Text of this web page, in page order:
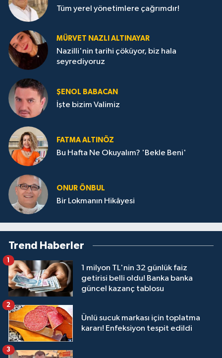
Tüm yerel yönetimlere çağrımdır!
MÜRVET NAZLI ALTINAYAR
Nazilli'nin tarihi çöküyor, biz hala
seyrediyoruz
ŞENOL BABACAN
İşte bizim Valimiz
FATMA ALTINÖZ
Bu Hafta Ne Okuyalım? 'Bekle Beni'
ONUR ÖNBUL
Bir Lokmanın Hikâyesi
Trend Haberler
1 milyon TL'nin 32 günlük faiz
getirisi belli oldu! Banka banka
güncel kazanç tablosu
1
Ünlü sucuk markası için toplatma
kararı! Enfeksiyon tespit edildi
2
3